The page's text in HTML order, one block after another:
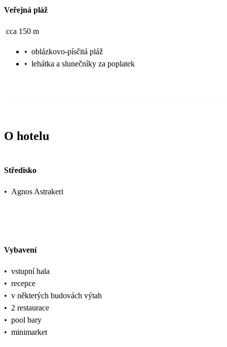
Veřejná pláž
cca 150 m
• oblázkovo-písčitá pláž
• lehátka a slunečníky za poplatek
O hotelu
Středisko
• Agnos Astrakeri
Vybavení
• vstupní hala
• recepce
• v některých budovách výtah
• 2 restaurace
• pool bary
• minimarket